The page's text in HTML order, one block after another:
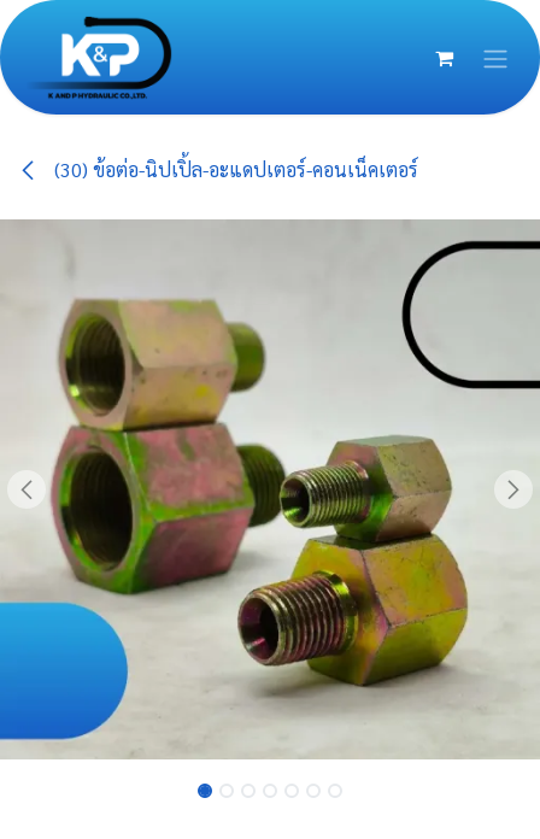
Skip to Content
(30) ข้อต่อ-นิปเปิ้ล-อะแดปเตอร์-คอนเน็คเตอร์